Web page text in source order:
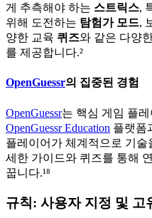
게 추측해야 하는 스트릭스,
위해 도전하는 탐험가 모드,
양한 교육 퀴즈와 같은 다양
를 제공합니다.²
OpenGuessr의 집중된 경험
OpenGuessr는 핵심 게임 플
OpenGuessr Education 플랫폼
플레이어가 체계적으로 기
세한 가이드와 퀴즈를 통해
꿉니다.¹⁸
규칙: 사용자 지정 및 고